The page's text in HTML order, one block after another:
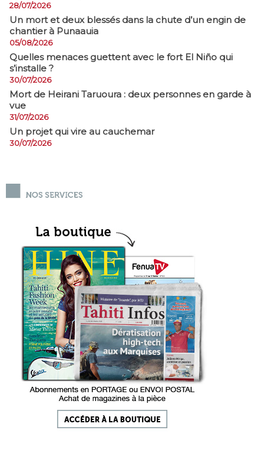
28/07/2026
​Un mort et deux blessés dans la chute d’un engin de
chantier à Punaauia
05/08/2026
Quelles menaces guettent avec le fort El Niño qui
s’installe ?
30/07/2026
Mort de Heirani Taruoura : deux personnes en garde à
vue
31/07/2026
Un projet qui vire au cauchemar
30/07/2026